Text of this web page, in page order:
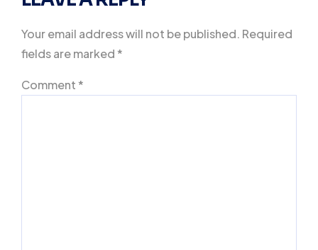
Your email address will not be published. Required
fields are marked*
Comment*